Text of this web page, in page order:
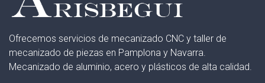
Ofrecemos servicios de mecanizado CNC y taller de
mecanizado de piezas en Pamplona y Navarra.
Mecanizado de aluminio, acero y plásticos de alta calidad.